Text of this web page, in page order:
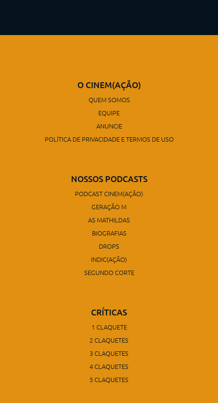
ANUNCIE
POLÍTICA DE PRIVACIDADE E TERMOS DE USO
NOSSOS PODCASTS
AS MATHILDAS
BIOGRAFIAS
DROPS
INDIC(AÇÃO)
SEGUNDO CORTE
CRÍTICAS
3 CLAQUETES
4 CLAQUETES
5 CLAQUETES
COLUNAS